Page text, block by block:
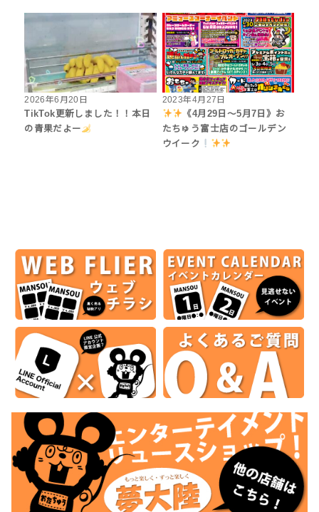
2026年6月20日
TikTok更新しました！！本日
の青果だよー
2023年4月27日
《4月29日～5月7日》お
たちゅう富士店のゴールデン
ウイーク